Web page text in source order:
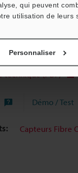
qui peuvent
utilisation de leurs
Personnaliser
le catalogue
technique (PDF)
Démo / Test
Capteurs Fibre